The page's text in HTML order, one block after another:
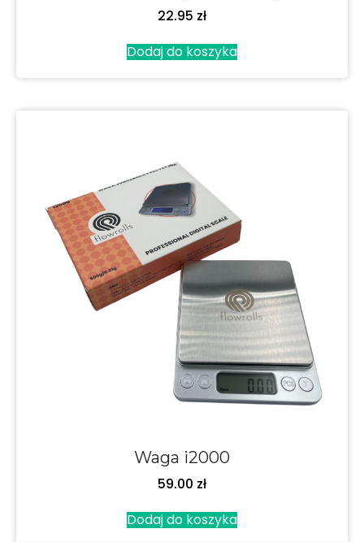
22.95 zł
Dodaj do koszyka
Waga i2000
59.00 zł
Dodaj do koszyka